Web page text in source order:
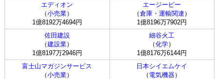
エディオン
（小売業）
1億8192万4694円
エージーピー
（倉庫・運輸関連 ）
1億8196万7902円
佐田建設
（建設業）
1億8197万2946円
細谷火工
（化学）
1億8176万6144円
富士山マガジンサービス
（小売業）
日本シイエムケイ
（ 電気機器）